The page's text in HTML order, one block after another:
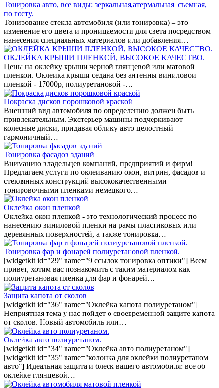
Тонировка авто, все виды: зеркальная,атермальная, съемная,
по госту.
Тонирование стекла автомобиля (или тонировка) – это
изменение его цвета и проницаемости для света посредством
нанесения специальных материалов или добавления…
ОКЛЕЙКА КРЫШИ ПЛЕНКОЙ, ВЫСОКОЕ КАЧЕСТВО.
Цены на оклейку крыши черной глянцевой или матовой
пленкой. Оклейка крыши седана без антенны виниловой
пленкой - 17000р, полиуретановой -…
Покраска дисков порошковой краской
Внешний вид автомобиля по определению должен быть
привлекательным. Экстерьер машины подчеркивают
колесные диски, придавая облику авто целостный
гармоничный…
Тонировка фасадов зданий
Вниманию владельцев компаний, предприятий и фирм!
Предлагаем услуги по оклеиванию окон, витрин, фасадов и
стеклянных конструкций высококачественными
тонировочными пленками немецкого…
Оклейка окон пленкой
Оклейка окон пленкой - это технологический процесс по
нанесению виниловой пленки на рамы пластиковых или
деревянных поверхностей, а также тонировка…
Тонировка фар и фонарей полиуретановой пленкой.
[widgetkit id="29" name="9 ссылок тонировка оптики"] Всем
привет, хотим вас познакомить с таким материалом как
полиуретановая пленка для фар и фонарей…
Защита капота от сколов
[widgetkit id="36" name="Оклейка капота полиуретаном"]
Неприятная тема у нас пойдет о своевременной защите капота
от сколов. Новый автомобиль или…
Оклейка авто полиуретаном.
[widgetkit id="34" name="Оклейка авто полиуретаном"]
[widgetkit id="35" name="колонка для оклейки полиуретаном
авто"] Идеальная защита и блеск вашего автомобиля: всё об
оклейке глянцевой…